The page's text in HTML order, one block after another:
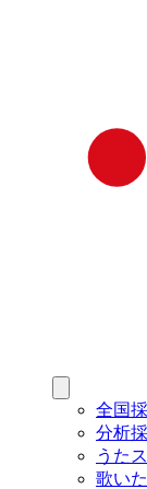
全国
分析
うた
歌い